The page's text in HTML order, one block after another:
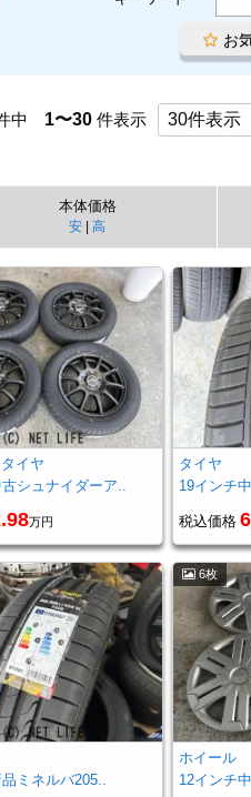
お
中 1〜30 件表示
本体価格
安 高
イヤ
シュナイダーア..
万円
タイヤ
19インチ
税込価格
ミネルバ205..
6枚
ホイール
12インチ